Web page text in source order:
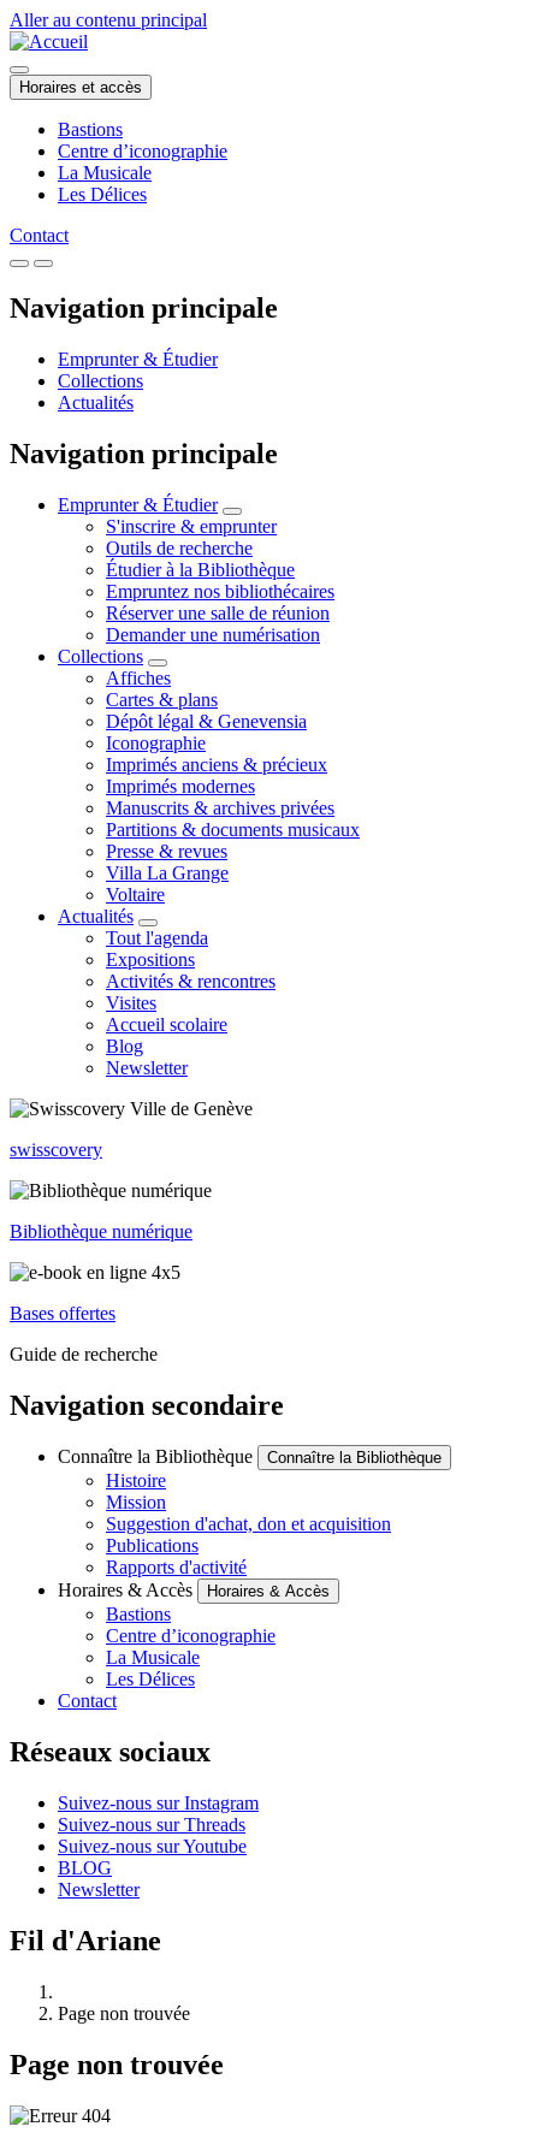
Aller au contenu principal
Horaires et accès
Bastions
Centre d’iconographie
La Musicale
Les Délices
Contact
Navigation principale
Emprunter & Étudier
Collections
Actualités
Navigation principale
Emprunter & Étudier
S'inscrire & emprunter
Outils de recherche
Étudier à la Bibliothèque
Empruntez nos bibliothécaires
Réserver une salle de réunion
Demander une numérisation
Collections
Affiches
Cartes & plans
Dépôt légal & Genevensia
Iconographie
Imprimés anciens & précieux
Imprimés modernes
Manuscrits & archives privées
Partitions & documents musicaux
Presse & revues
Villa La Grange
Voltaire
Actualités
Tout l'agenda
Expositions
Activités & rencontres
Visites
Accueil scolaire
Blog
Newsletter
swisscovery
Bibliothèque numérique
Bases offertes
Guide de recherche
Navigation secondaire
Connaître la Bibliothèque Connaître la Bibliothèque
Histoire
Mission
Suggestion d'achat, don et acquisition
Publications
Rapports d'activité
Horaires & Accès
Horaires & Accès
Bastions
Centre d’iconographie
La Musicale
Les Délices
Contact
Réseaux sociaux
Suivez-nous sur Instagram
Suivez-nous sur Threads
Suivez-nous sur Youtube
BLOG
Newsletter
Fil d'Ariane
Page non trouvée
Page non trouvée